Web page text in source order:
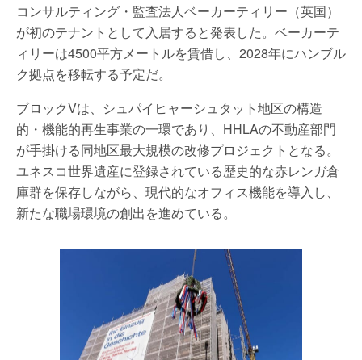
コンサルティング・監査法人ベーカーティリー（英国）
が初のテナントとして入居すると発表した。ベーカーテ
ィリーは4500平方メートルを賃借し、2028年にハンブル
ク拠点を移転する予定だ。
ブロックVは、シュパイヒャーシュタット地区の構造
的・機能的再生事業の一環であり、HHLAの不動産部門
が手掛ける同地区最大規模の改修プロジェクトとなる。
ユネスコ世界遺産に登録されている歴史的な赤レンガ倉
庫群を保存しながら、現代的なオフィス機能を導入し、
新たな職場環境の創出を進めている。